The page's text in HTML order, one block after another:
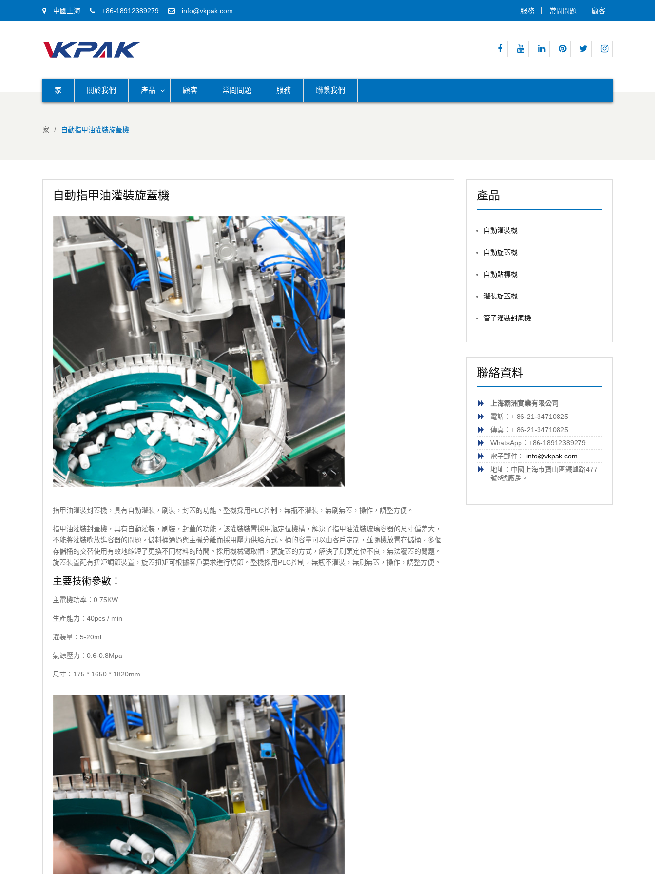
中國上海 +86-18912389279 info@vkpak.com 服務 常問問題 顧客
家 關於我們 產品 顧客 常問問題 服務 聯繫我們
家 自動指甲油灌裝旋蓋機
自動指甲油灌裝旋蓋機
指甲油灌裝封蓋機，具有自動灌裝，刷裝，封蓋的功能。整機採用PLC控制，無瓶不灌裝，無刷無蓋，操作，調整方便。
指甲油灌裝封蓋機，具有自動灌裝，刷裝，封蓋的功能。該灌裝裝置採用瓶定位機構，解決了指甲油灌裝玻璃容器的尺寸偏差大，
不能將灌裝嘴放進容器的問題。儲料桶通過與主機分離而採用壓力供給方式。桶的容量可以由客戶定制，並隨機放置存儲桶。多個
存儲桶的交替使用有效地縮短了更換不同材料的時間。採用機械臂取帽，預旋蓋的方式，解決了刷頭定位不良，無法覆蓋的問題。
旋蓋裝置配有扭矩調節裝置，旋蓋扭矩可根據客戶要求進行調節。整機採用PLC控制，無瓶不灌裝，無刷無蓋，操作，調整方便。
主要技術參數：
主電機功率：0.75KW
生產能力：40pcs / min
灌裝量：5-20ml
氣源壓力：0.6-0.8Mpa
尺寸：175 * 1650 * 1820mm
產品
自動灌裝機
自動旋蓋機
自動貼標機
灌裝旋蓋機
管子灌裝封尾機
聯絡資料
上海霸洲實業有限公司
電話：+ 86-21-34710825
傳真：+ 86-21-34710825
WhatsApp：+86-18912389279
電子郵件： info@vkpak.com
地址：中國上海市寶山區鐵峰路477
號6號廠房。